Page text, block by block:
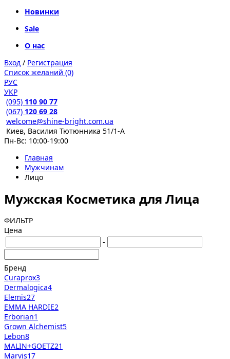
Новинки
Sale
О нас
Вход / Регистрация
Список желаний (0)
РУС
УКР
(095) 110 90 77
(067) 120 69 28
welcome@shine-bright.com.ua
Киев, Василия Тютюнника 51/1-А
Пн-Вс: 10:00-19:00
Главная
Мужчинам
Лицо
Мужская Косметика для Лица
ФИЛЬТР
Цена
-
Бренд
Curaprox3
Dermalogica4
Elemis27
EMMA HARDIE2
Erborian1
Grown Alchemist5
Lebon8
MALIN+GOETZ21
Marvis17